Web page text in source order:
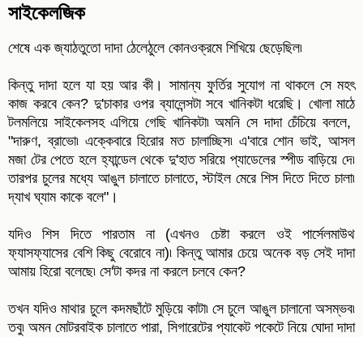
সাইকেলজিক
শেষে এক জ্যাঠতুতো দাদা ঠেলেঠুলে কোনওক্রমে শিখিয়ে ছেড়েছিল৷
কিন্তু দাদা হলে যা হয় আর কী। সামান্য ফুর্তির সুযোগ না থাকলে সে মহৎ
কাজ করবে কেন? দু'চাকার ওপর ব্যালেন্সটা সবে খানিকটা ধরেছি। খোলা মাঠে
টলমলিয়ে সাইকেলসহ এগিয়ে গেছি খানিকটা৷ অমনি সে দাদা চেঁচিয়ে বললে,
"দারুণ, ব্রাভো৷ এক্কেবারে হিরোর মত চালাচ্ছিস৷ এ'বারে শোন ভাই, আসল
মজা টের পেতে হলে হ্যান্ডেল থেকে দু'হাত সরিয়ে প্যাডেলের স্পীড বাড়িয়ে দে৷
তারপর চুলের মধ্যে আঙুল চালাতে চালাতে, স্টাইল মেরে শিস দিতে দিতে চালা৷
দ্যাখ ঘ্যাম কাকে বলে"।
যদিও শিস দিতে পারতাম না (এখনও চেষ্টা করলে ওই পার্সেলমাউথ
ফ্যাসফ্যাসের বেশি কিছু বেরোবে না)৷ কিন্তু আমার চেয়ে অনেক বড় সেই দাদা
আমায় হিরো বলেছে৷ সে'টা কদর না করলে চলবে কেন?
তখন যদিও মাথার চুলে কদমছাঁটে মুড়িয়ে কাটা৷ সে চুলে আঙুল চালানো অসম্ভব৷
তবু৷ অমন মোটরবাইক চালাতে পারা, সিগারেটের প্যাকেট পকেটে নিয়ে ঘোদা দাদা